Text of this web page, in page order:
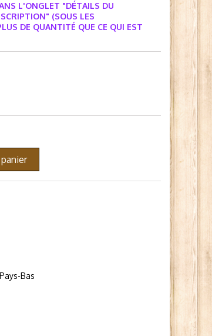
L'ONGLET "DÉTAILS DU
(SOUS LES
DE QUANTITÉ QUE CE QUI EST
Bas